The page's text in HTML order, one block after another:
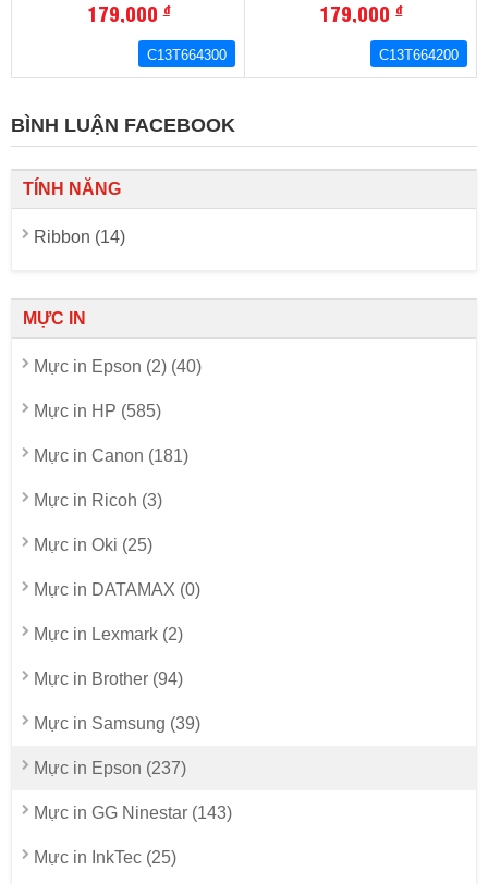
179,000đ
C13T664300
179,000đ
C13T664200
BÌNH LUẬN FACEBOOK
TÍNH NĂNG
Ribbon (14)
MỰC IN
Mực in Epson (2) (40)
Mực in HP (585)
Mực in Canon (181)
Mực in Ricoh (3)
Mực in Oki (25)
Mực in DATAMAX (0)
Mực in Lexmark (2)
Mực in Brother (94)
Mực in Samsung (39)
Mực in Epson (237)
Mực in GG Ninestar (143)
Mực in InkTec (25)